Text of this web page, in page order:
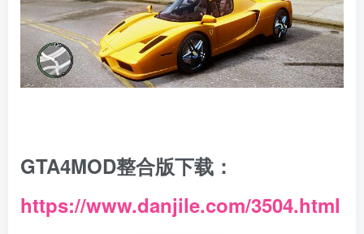
GTA4MOD整合版下载：
https://www.danjile.com/3504.html